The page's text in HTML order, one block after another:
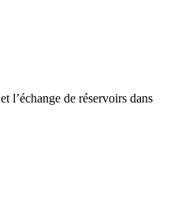
l’échange de réservoirs dans